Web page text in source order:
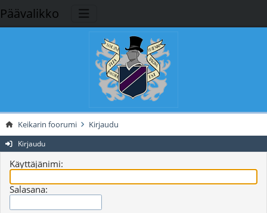
Päävalikko
Keikarin foorumi Kirjaudu
Kirjaudu
Käyttäjänimi:
Salasana: